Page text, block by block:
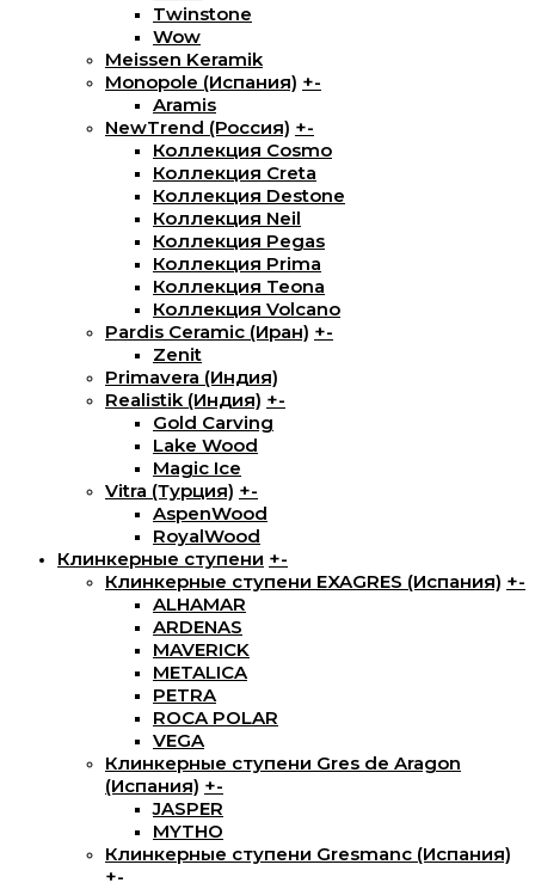
Twinstone
Wow
Meissen Keramik
Monopole (Испания) +-
Aramis
NewTrend (Россия) +-
Коллекция Cosmo
Коллекция Creta
Коллекция Destone
Коллекция Neil
Коллекция Pegas
Коллекция Prima
Коллекция Teona
Коллекция Volcano
Pardis Ceramic (Иран) +-
Zenit
Primavera (Индия)
Realistik (Индия) +-
Gold Carving
Lake Wood
Magic Ice
Vitra (Турция) +-
AspenWood
RoyalWood
Клинкерные ступени +-
Клинкерные ступени EXAGRES (Испания) +-
ALHAMAR
ARDENAS
MAVERICK
METALICA
PETRA
ROCA POLAR
VEGA
Клинкерные ступени Gres de Aragon
(Испания) +-
JASPER
MYTHO
Клинкерные ступени Gresmanc (Испания)
+-